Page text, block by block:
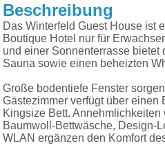
Beschreibung
Das Winterfeld Guest House ist
Boutique Hotel nur für
und einer Sonnenterrasse bietet
Sauna sowie einen beheizten
Große bodentiefe Fenster
Gästezimmer verfügt über einen
Kingsize Bett.
Baumwoll-Bettwäsche, Design-
WLAN ergänzen den Komfort